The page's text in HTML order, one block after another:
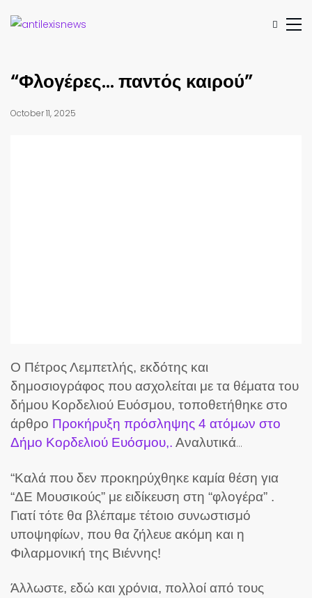
“Φλογέρες… παντός καιρού”
October 11, 2025
Ο Πέτρος Λεμπετλής, εκδότης και
δημοσιογράφος που ασχολείται με τα θέματα του
δήμου Κορδελιού Ευόσμου, τοποθετήθηκε στο
άρθρο Προκήρυξη πρόσληψης 4 ατόμων στο
Δήμο Κορδελιού Ευόσμου,. Αναλυτικά…
“Καλά που δεν προκηρύχθηκε καμία θέση για
“ΔΕ Μουσικούς” με ειδίκευση στη “φλογέρα” .
Γιατί τότε θα βλέπαμε τέτοιο συνωστισμό
υποψηφίων, που θα ζήλευε ακόμη και η
Φιλαρμονική της Βιέννης!
Άλλωστε, εδώ και χρόνια, πολλοί από τους